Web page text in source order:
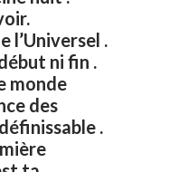
savoir.
.
ni fin .
des
.